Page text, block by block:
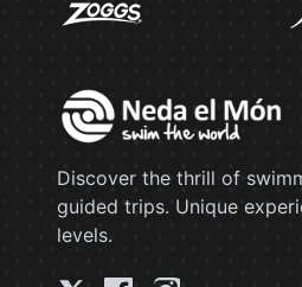
Discover the thrill of
guided trips. Unique
levels.